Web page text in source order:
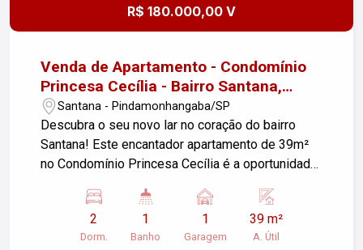
R$ 180.000,00 V
Venda de Apartamento - Condomínio
Princesa Cecília - Bairro Santana,
Pindamonhangaba/SP
Santana - Pindamonhangaba/SP
Descubra o seu novo lar no coração do bairro
Santana! Este encantador apartamento de 39m²
no Condomínio Princesa Cecília é a oportunidade
Características do Imóvel: - Sala de Estar:
Espaçosa e iluminada, ideal para momentos de
lazer e descontração. - 2 Dormitórios: Ambientes
2
Dorm.
1
Banho
1
Garagem
39 m²
A. Útil